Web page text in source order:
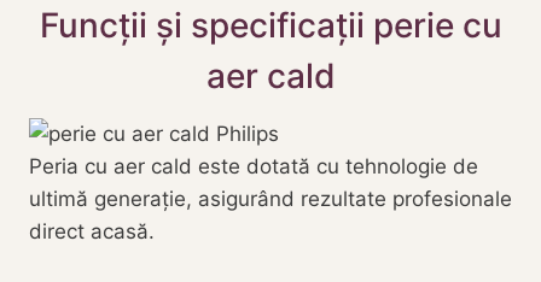
Funcții și specificații perie cu
aer cald
Peria cu aer cald este dotată cu tehnologie de
ultimă generație, asigurând rezultate profesionale
direct acasă.